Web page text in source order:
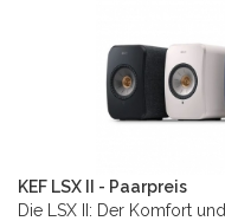
KEF LSX II - Paarpreis
Die LSX II: Der Komfort und